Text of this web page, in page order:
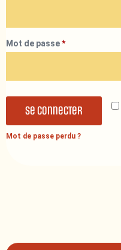
Mot de passe*
Se connecter
Mot de passe perdu ?